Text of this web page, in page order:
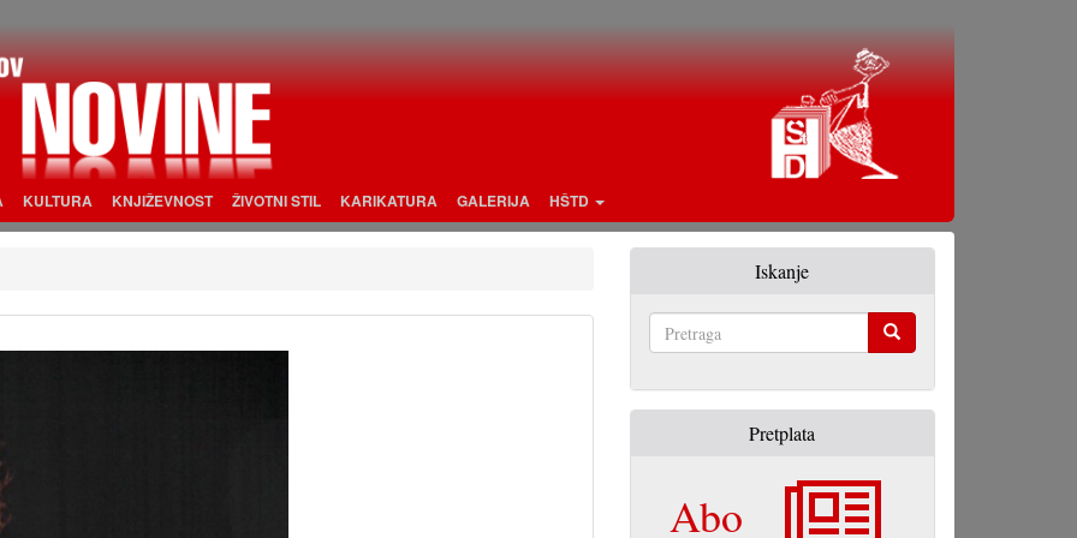
KULTURA KNJIŽEVNOST ŽIVOTNI STIL KARIKATURA GALERIJA HŠTD
Iskanje
Pretplata
Abo